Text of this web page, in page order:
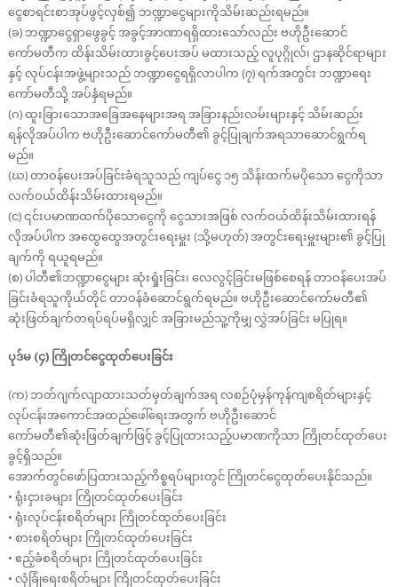
ငွေစာရင်းစာအုပ်ဖွင့်လှစ်၍ ဘဏ္ဍာငွေများကိုသိမ်းဆည်းရမည်။
(ခ) ဘဏ္ဍာငွေရှာဖွေခွင့် အခွင့်အာဏာရရှိထားသော်လည်း ဗဟိုဦးဆောင်
ကော်မတီက ထိန်းသိမ်းထားခွင့်ပေးအပ် မထားသည့် လူပုဂ္ဂိုလ်၊ ဌာနဆိုင်ရာများ
နှင့် လုပ်ငန်းအဖွဲ့များသည် ဘဏ္ဍာငွေရရှိလာပါက (၇) ရက်အတွင်း ဘဏ္ဍာရေး
ကော်မတီသို့ အပ်နှံရမည်။
(ဂ) ထူးခြားသောအခြေအနေများအရ အခြားနည်းလမ်းများနှင့် သိမ်းဆည်း
ရန်လိုအပ်ပါက ဗဟိုဦးဆောင်ကော်မတီ၏ ခွင့်ပြုချက်အရသာဆောင်ရွက်ရ
မည်။
(ဃ) တာဝန်ပေးအပ်ခြင်းခံရသူသည် ကျပ်ငွေ ၁၅ သိန်းထက်မပိုသော ငွေကိုသာ
လက်ဝယ်ထိန်းသိမ်းထားရမည်။
(င) ၎င်းပမာဏထက်ပိုသောငွေကို ငွေသားအဖြစ် လက်ဝယ်ထိန်းသိမ်းထားရန်
လိုအပ်ပါက အထွေထွေအတွင်းရေးမှူး (သို့မဟုတ်) အတွင်းရေးမှူးများ၏ ခွင့်ပြု
ချက်ကို ရယူရမည်။
(စ) ပါတီ၏ဘဏ္ဍာငွေများ ဆုံးရှုံးခြင်း၊ လေလွင့်ခြင်းမဖြစ်စေရန် တာဝန်ပေးအပ်
ခြင်းခံရသူကိုယ်တိုင် တာဝန်ခံဆောင်ရွက်ရမည်။ ဗဟိုဦးဆောင်ကော်မတီ၏
ဆုံးဖြတ်ချက်တရပ်ရပ်မရှိလျှင် အခြားမည်သူ့ကိုမျှ လွှဲအပ်ခြင်း မပြုရ။
ပုဒ်မ (၄) ကြိုတင်ငွေထုတ်ပေးခြင်း
(က) ဘတ်ဂျက်လျာထားသတ်မှတ်ချက်အရ လစဉ်ပုံမှန်ကုန်ကျစရိတ်များနှင့်
လုပ်ငန်းအကောင်အထည်ဖေါ်ရေးအတွက် ဗဟိုဦးဆောင်
ကော်မတီ၏ဆုံးဖြတ်ချက်ဖြင့် ခွင့်ပြုထားသည့်ပမာဏကိုသာ ကြိုတင်ထုတ်ပေး
ခွင့်ရှိသည်။
အောက်တွင်ဖော်ပြထားသည့်ကိစ္စရပ်များတွင် ကြိုတင်ငွေထုတ်ပေးနိုင်သည်။
• ရုံးငှားခများ ကြိုတင်ထုတ်ပေးခြင်း
• ရုံးလုပ်ငန်းစရိတ်များ ကြိုတင်ထုတ်ပေးခြင်း
• စားစရိတ်များ ကြိုတင်ထုတ်ပေးခြင်း
• ဧည့်ခံစရိတ်များ ကြိုတင်ထုတ်ပေးခြင်း
• လုံခြုံရေးစရိတ်များ ကြိုတင်ထုတ်ပေးခြင်း